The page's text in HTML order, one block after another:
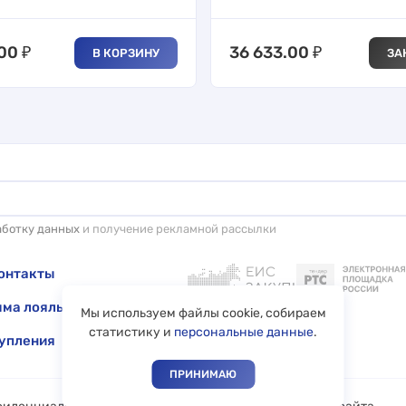
₽ В КОРЗИНУ 36 633.00 ₽
данных и получение рекламной рассылки
лояльностиМы используем файлы cookie, собираем
статистику и персональные данные.
ПРИНИМАЮ